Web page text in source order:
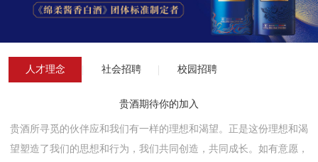
企业荣誉
贵酒文化
宣传视频
公示公告
爱游戏,中国一站式爱游戏体育服务官网
行业动态
产品中心
贵酒世家系列
爱游戏,中国一站式爱游戏体育服务官网
贵酒(金/红)系列
文化之旅
社会公益
厂区旅游
服务中心
中标公告
人才理念
人才理念 社会招聘 校园招聘
贵酒期待你的加入
贵酒所寻觅的伙伴应和我们有一样的理想和渴望。正是这份理想和渴
望塑造了我们的思想和行为，我们共同创造，共同成长。如有意愿，